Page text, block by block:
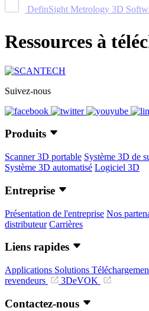
DefinSight Metrology 3D
Ressources à
Suivez-nous
Produits
Scanner 3D portable Système 3D de
Système 3D automatisé Logiciel 3D
Entreprise
Présentation de l'entreprise Nos
distributeur Carrières
Liens rapides
Applications Solutions
revendeurs
3DeVOK
Contactez-nous